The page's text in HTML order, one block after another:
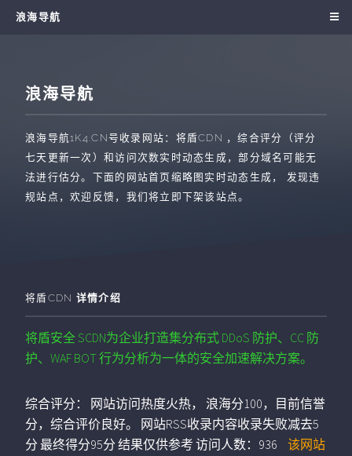
浪海导航
浪海导航
浪海导航1K4.CN号收录网站： 将盾CDN ，综合评分（评分
七天更新一次）和访问次数实时动态生成，部分域名可能无
法进行估分。下面的网站首页缩略图实时动态生成， 发现违
规站点，欢迎反馈，我们将立即下架该站点。
将盾CDN 详情介绍
将盾安全 SCDN为企业打造集分布式 DDoS 防护、CC 防
护、WAF BOT 行为分析为一体的安全加速解决方案。
综合评分：
网站访问热度火热， 浪海分100，目前信誉
分，综合评价良好。 网站RSS收录内容收录失败减去5
分 最终得分95分 结果仅供参考 访问人数： 936
该网站